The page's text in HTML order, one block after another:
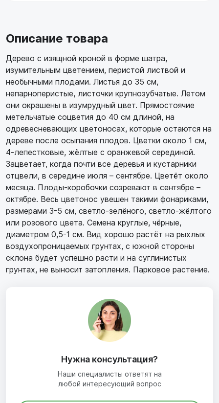
Описание товара
Дерево с изящной кроной в форме шатра,
изумительным цветением, перистой листвой и
необычными плодами. Листья до 35 см,
непарноперистые, листочки крупнозубчатые. Летом
они окрашены в изумрудный цвет. Прямостоячие
метельчатые соцветия до 40 см длиной, на
одревесневающих цветоносах, которые остаются на
дереве после осыпания плодов. Цветки около 1 см,
4-лепестковые, жёлтые с оранжевой серединой.
Зацветает, когда почти все деревья и кустарники
отцвели, в середине июля – сентябре. Цветёт около
месяца. Плоды-коробочки созревают в сентябре –
октябре. Весь цветонос увешен такими фонариками,
размерами 3-5 см, светло-зелёного, светло-жёлтого
или розового цвета. Семена круглые, чёрные,
диаметром 0,5-1 см. Вид хорошо растёт на рыхлых
воздухопроницаемых грунтах, с южной стороны
склона будет успешно расти и на суглинистых
грунтах, не выносит затопления. Парковое растение.
Нужна консультация?
Наши специалисты ответят на
любой интересующий вопрос